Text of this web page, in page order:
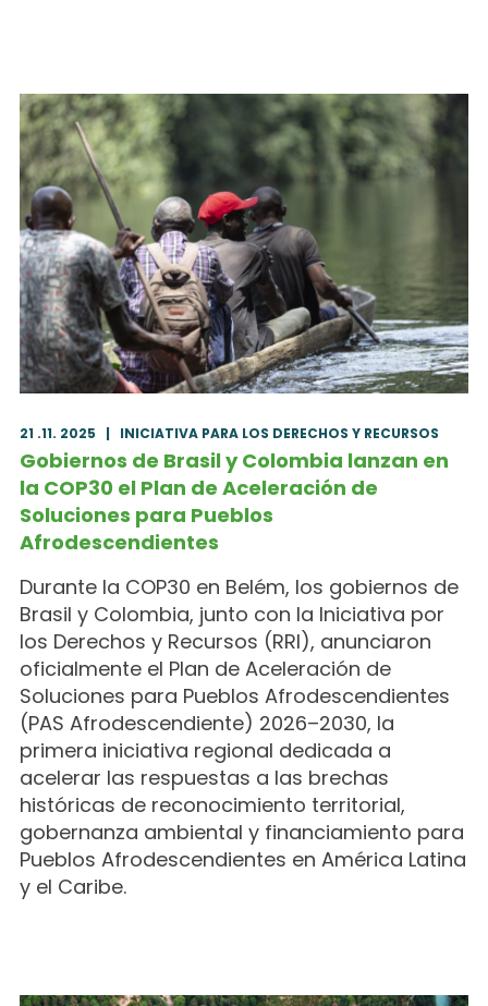
21 .11. 2025 | INICIATIVA PARA LOS DERECHOS Y RECURSOS
Gobiernos de Brasil y Colombia lanzan en
la COP30 el Plan de Aceleración de
Soluciones para Pueblos
Afrodescendientes
Durante la COP30 en Belém, los gobiernos de
Brasil y Colombia, junto con la Iniciativa por
los Derechos y Recursos (RRI), anunciaron
oficialmente el Plan de Aceleración de
Soluciones para Pueblos Afrodescendientes
(PAS Afrodescendiente) 2026–2030, la
primera iniciativa regional dedicada a
acelerar las respuestas a las brechas
históricas de reconocimiento territorial,
gobernanza ambiental y financiamiento para
Pueblos Afrodescendientes en América Latina
y el Caribe.